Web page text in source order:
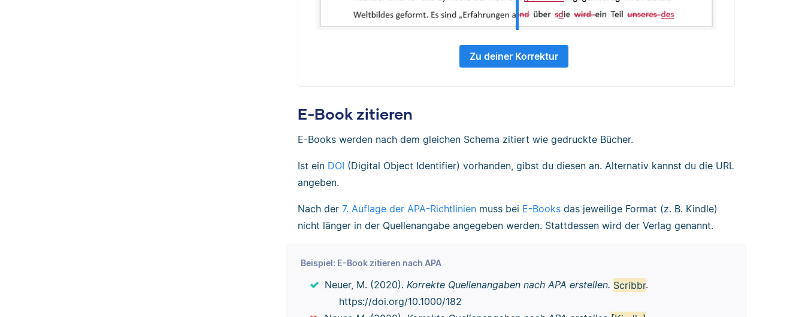
Zu deiner Korrektur
E-Book zitieren
E-Books werden nach dem gleichen Schema zitiert wie gedruckte Bücher.
Ist ein DOI (Digital Object Identifier) vorhanden, gibst du diesen an. Alternativ kannst du die URL
angeben.
Nach der 7. Auflage der APA-Richtlinien muss bei E-Books das jeweilige Format (z. B. Kindle)
nicht länger in der Quellenangabe angegeben werden. Stattdessen wird der Verlag genannt.
Beispiel: E-Book zitieren nach APA
Neuer, M. (2020). Korrekte Quellenangaben nach APA erstellen. Scribbr.
https://doi.org/10.1000/182